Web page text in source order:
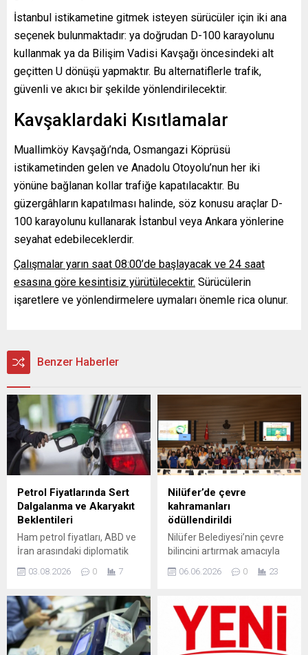
İstanbul istikametine gitmek isteyen sürücüler için iki ana
seçenek bulunmaktadır: ya doğrudan D-100 karayolunu
kullanmak ya da Bilişim Vadisi Kavşağı öncesindeki alt
geçitten U dönüşü yapmaktır. Bu alternatiflerle trafik,
güvenli ve akıcı bir şekilde yönlendirilecektir.
Kavşaklardaki Kısıtlamalar
Muallimköy Kavşağı’nda, Osmangazi Köprüsü
istikametinden gelen ve Anadolu Otoyolu’nun her iki
yönüne bağlanan kollar trafiğe kapatılacaktır. Bu
güzergâhların kapatılması halinde, söz konusu araçlar D-
100 karayolunu kullanarak İstanbul veya Ankara yönlerine
seyahat edebileceklerdir.
Çalışmalar yarın saat 08:00’de başlayacak ve 24 saat
esasına göre kesintisiz yürütülecektir. Sürücülerin
işaretlere ve yönlendirmelere uymaları önemle rica olunur.
Benzer Haberler
Petrol Fiyatlarında Sert
Dalgalanma ve Akaryakıt
Beklentileri
Ham petrol fiyatları, ABD ve
İran arasındaki diplomatik
gelişmelerle birlikte hızlı bir
gerileme kaydetti. Pazartesi
varil fiyatı yüzde 5’ten fazla
düşerek 80 doların altına
indi; bu hareket, ABD
Başkanı Donald Trump’ın
03.08.2026 0 7
Nilüfer’de çevre
kahramanları
ödüllendirildi
Nilüfer Belediyesi’nin çevre
bilincini artırmak amacıyla
okullar arası düzenlediği
bitkisel atık yağ ve atık pil
kazananlara ödülleri verildi.
Nilüfer Belediyesi’nin Nilüfer
İlçe Milli Eğitim Müdürlüğü,
Kolza Biodizel AŞ., TAP,
06.06.2026 0 23